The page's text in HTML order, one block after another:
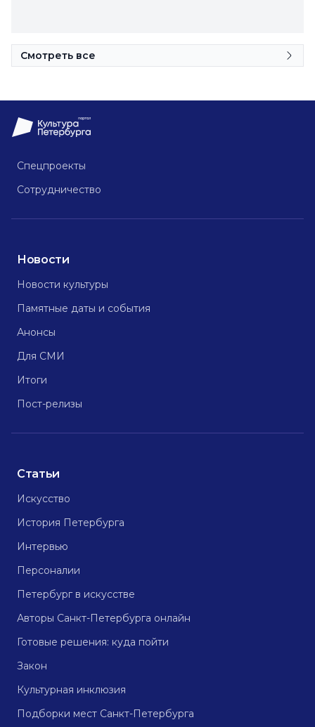
Смотреть все
Спецпроекты
Сотрудничество
Новости
Новости культуры
Памятные даты и события
Анонсы
Для СМИ
Итоги
Пост-релизы
Статьи
Искусство
История Петербурга
Интервью
Персоналии
Петербург в искусстве
Авторы Санкт-Петербурга онлайн
Готовые решения: куда пойти
Закон
Культурная инклюзия
Подборки мест Санкт-Петербурга